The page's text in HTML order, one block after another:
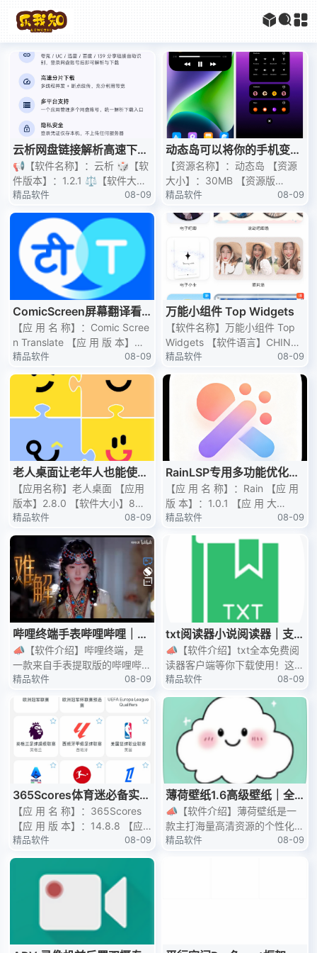
云析网盘链接解析高速下载
免会员高速下载
📢【软件名称】：云析 🎲【软
件版本】：1.2.1 ⚖️【软件大
小】：13.09M 🤖【适用平
台】：安卓 云析（YunX）
精品软件 08-09
动态岛可以将你的手机变为
苹果可以自定义
【资源名称】：动态岛 【资源
大小】：30MB 【资源版
本】：9.5 【测试机型】：vivo
S17 Pro. 【资源介绍
精品软件 08-09
ComicScreen屏幕翻译看
漫翻译神器高级版
【应 用 名 称】：Comic Scree
n Translate 【应 用 版 本】：
2.1.2 【应 用 大 小】：5
精品软件 08-09
万能小组件 Top Widgets
【软件名称】万能小组件 Top
Widgets 【软件语言】CHINES
E 【软件大小】366.19MB 【软
件版本】4
精品软件 08-09
老人桌面让老年人也能使用
智能手机
【应用名称】老人桌面 【应用
版本】2.8.0 【软件大小】8m
【适用平台】安卓 【应用简
介】还在担心家中老人被复杂手
精品软件 08-09
RainLSP专用多功能优化模
块框架必备模块
【应 用 名 称】：Rain 【应 用
版 本】：1.0.1 【应 用 大
小】：3.10M 【应 用 介 绍】：
是由N
精品软件 08-09
哔哩终端手表哔哩哔哩｜啥
都能看｜免费无广
📣【软件介绍】哔哩终端，是
一款来自手表提取版的哔哩哔
哩，可以异性设置页面大小，内
置播放器，可直接播放和缓存
精品软件 08-09
txt阅读器小说阅读器｜支
持导入｜无广阅读
📣【软件介绍】txt全本免费阅
读器客户端等你下载使用！这是
一款专为女性用户打造的手机免
费阅读软件 [冷]纯纯的阅读器，
精品软件 08-09
365Scores体育迷必备实时
追踪全球 体育赛
【应 用 名 称】：365Scores
【应 用 版 本】：14.8.8 【应
用 大 小】：44.62M 【应 用
介
精品软件 08-09
薄荷壁纸1.6高级壁纸｜全
网通用高级版
📣【软件介绍】薄荷壁纸是一
款主打海量高清资源的个性化美
化App。它提供动态壁纸、头
精品软件 08-09